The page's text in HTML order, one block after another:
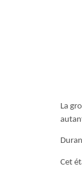
La
Cet